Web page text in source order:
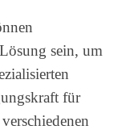
sein, um
für